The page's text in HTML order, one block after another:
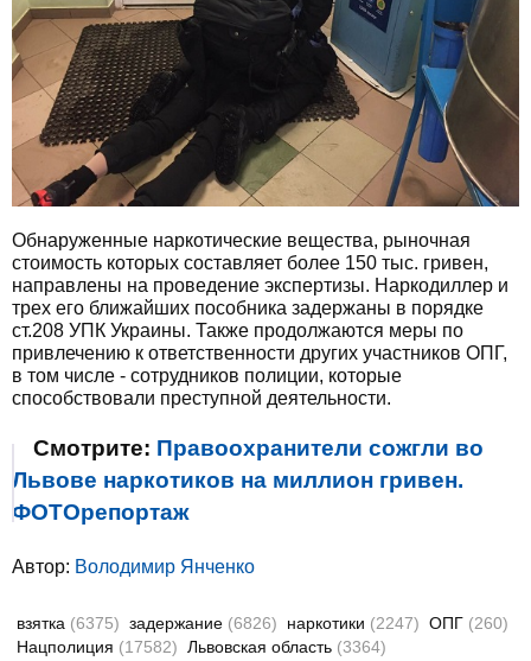
Обнаруженные наркотические вещества, рыночная
стоимость которых составляет более 150 тыс. гривен,
направлены на проведение экспертизы. Наркодиллер и
трех его ближайших пособника задержаны в порядке
ст.208 УПК Украины. Также продолжаются меры по
привлечению к ответственности других участников ОПГ,
в том числе - сотрудников полиции, которые
способствовали преступной деятельности.
Смотрите: Правоохранители сожгли во
Львове наркотиков на миллион гривен.
ФОТОрепортаж
Автор: Володимир Янченко
взятка (6375) задержание (6826) наркотики (2247) ОПГ (260)
Нацполиция (17582) Львовская область (3364)